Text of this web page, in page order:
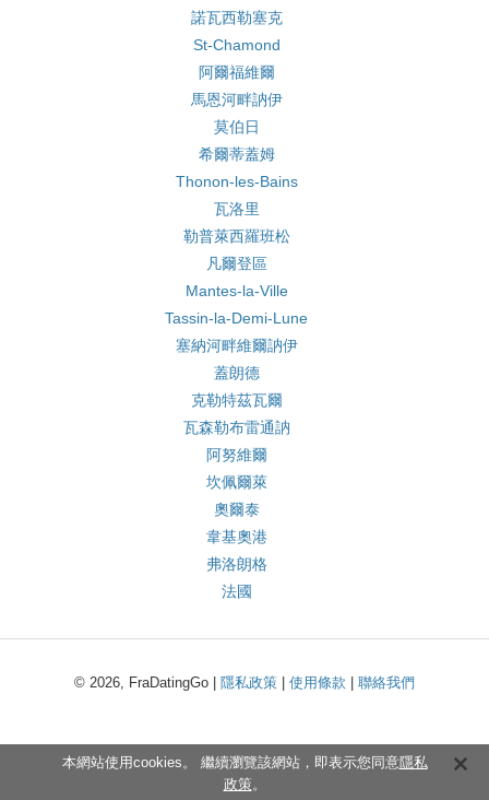
諾瓦西勒塞克
St-Chamond
阿爾福維爾
馬恩河畔訥伊
莫伯日
希爾蒂蓋姆
Thonon-les-Bains
瓦洛里
勒普萊西羅班松
凡爾登區
Mantes-la-Ville
Tassin-la-Demi-Lune
塞納河畔維爾訥伊
蓋朗德
克勒特茲瓦爾
瓦森勒布雷通訥
阿努維爾
坎佩爾萊
奧爾泰
韋基奧港
弗洛朗格
法國
© 2026, FraDatingGo | 隱私政策 使用條款 聯絡我們
本網站使用cookies。 繼續瀏覽該網站，即表示您同意隱私
政策。